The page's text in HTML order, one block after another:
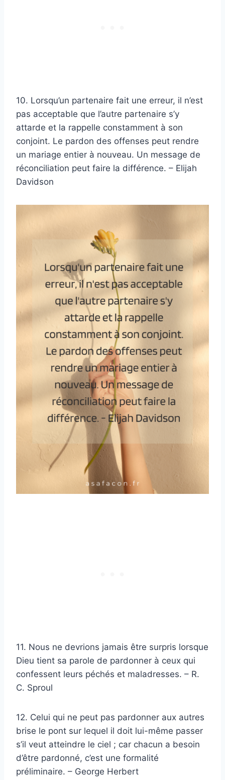
10. Lorsqu’un partenaire fait une erreur, il n’est
pas acceptable que l’autre partenaire s’y
attarde et la rappelle constamment à son
conjoint. Le pardon des offenses peut rendre
un mariage entier à nouveau. Un message de
réconciliation peut faire la différence. – Elijah
Davidson
11. Nous ne devrions jamais être surpris lorsque
Dieu tient sa parole de pardonner à ceux qui
confessent leurs péchés et maladresses. – R.
C. Sproul
12. Celui qui ne peut pas pardonner aux autres
brise le pont sur lequel il doit lui-même passer
s’il veut atteindre le ciel ; car chacun a besoin
d’être pardonné, c’est une formalité
préliminaire. – George Herbert